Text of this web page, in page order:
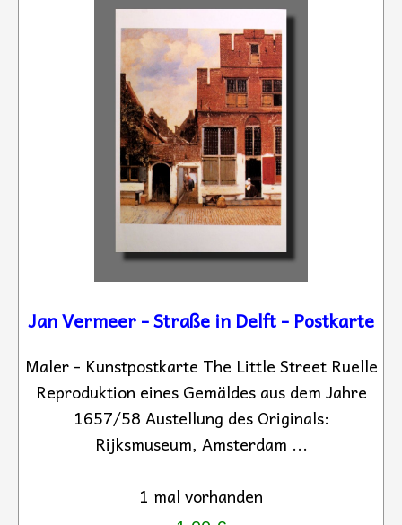
Jan Vermeer - Straße in Delft - Postkarte
Maler - Kunstpostkarte The Little Street Ruelle
Reproduktion eines Gemäldes aus dem Jahre
1657/58 Austellung des Originals:
Rijksmuseum, Amsterdam ...
1 mal vorhanden